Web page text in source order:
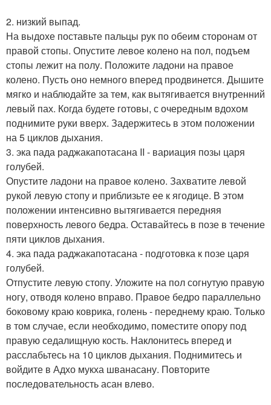
2. низкий выпад.
На выдохе поставьте пальцы рук по обеим сторонам от
правой стопы. Опустите левое колено на пол, подъем
стопы лежит на полу. Положите ладони на правое
колено. Пусть оно немного вперед продвинется. Дышите
мягко и наблюдайте за тем, как вытягивается внутренний
левый пах. Когда будете готовы, с очередным вдохом
поднимите руки вверх. Задержитесь в этом положении
на 5 циклов дыхания.
3. эка пада раджакапотасана II - вариация позы царя
голубей.
Опустите ладони на правое колено. Захватите левой
рукой левую стопу и приблизьте ее к ягодице. В этом
положении интенсивно вытягивается передняя
поверхность левого бедра. Оставайтесь в позе в течение
пяти циклов дыхания.
4. эка пада раджакапотасана - подготовка к позе царя
голубей.
Отпустите левую стопу. Уложите на пол согнутую правую
ногу, отводя колено вправо. Правое бедро параллельно
боковому краю коврика, голень - переднему краю. Только
в том случае, если необходимо, поместите опору под
правую седалищную кость. Наклонитесь вперед и
расслабьтесь на 10 циклов дыхания. Поднимитесь и
войдите в Адхо мукха шванасану. Повторите
последовательность асан влево.